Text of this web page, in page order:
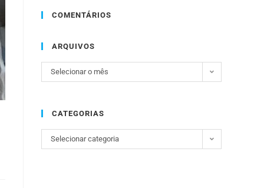
COMENTÁRIOS
ARQUIVOS
Selecionar o mês
CATEGORIAS
Selecionar categoria